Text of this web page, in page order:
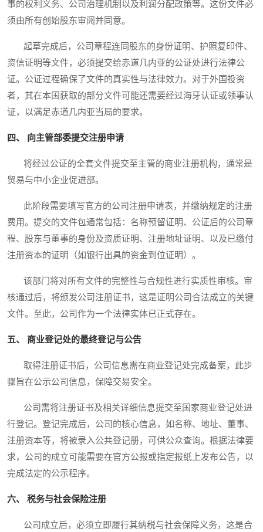
事的权利义务、公司治理机制以及利润分配政策等。这份文件必
须由所有创始股东审阅并同意。
起草完成后，公司章程连同股东的身份证明、护照复印件、
资信证明等文件，必须提交给赤道几内亚的公证处进行法律公
证。公证过程确保了文件的真实性与法律效力。对于外国投资
者，其在本国获取的部分文件可能还需要经过海牙认证或领事认
证，以满足赤道几内亚当局的要求。
四、 向主管部委提交注册申请
将经过公证的全套文件提交至主管的商业注册机构，通常是
贸易与中小企业促进部。
此阶段需要填写官方的公司注册申请表，并缴纳规定的注册
费用。提交的文件包通常包括：名称预留证明、公证后的公司章
程、股东与董事的身份及资质证明、注册地址证明、以及已缴付
注册资本的证明（如银行出具的资金到位证明）。
该部门将对所有文件的完整性与合规性进行实质性审核。审
核通过后，将颁发公司注册证书，这是证明公司合法成立的关键
文件。至此，公司作为一个法律实体已正式存在。
五、 商业登记处的最终登记与公告
取得注册证书后，公司信息需在商业登记处完成备案，此步
骤旨在公示公司信息，保障交易安全。
公司需将注册证书及相关详细信息提交至国家商业登记处进
行登记。登记完成后，公司的核心信息，如名称、地址、董事、
注册资本等，将被录入公共登记册，可供公众查询。根据法律要
求，公司的成立可能需要在官方公报或指定报纸上发布公告，以
完成法定的公示程序。
六、 税务与社会保险注册
公司成立后，必须立即履行其纳税与社会保障义务，这是合